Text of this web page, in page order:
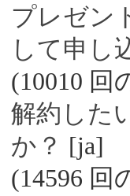
プレゼン
して申し
(10010 回
解約した
か？ [ja]
(14596 回